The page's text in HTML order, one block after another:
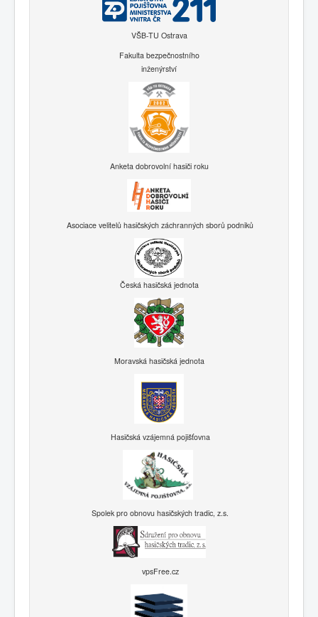
VŠB-TU Ostrava
Fakulta bezpečnostního
inženýrství
Anketa dobrovolní hasiči roku
Asociace velitelů hasičských záchranných sborů podniků
Česká hasičská jednota
Moravská hasičská jednota
Hasičská vzájemná pojišťovna
Spolek pro obnovu hasičských tradic, z.s.
vpsFree.cz